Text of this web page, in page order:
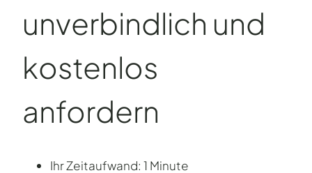
unverbind­lich und
kostenlos
anfordern
Ihr Zeitaufwand: 1 Minute